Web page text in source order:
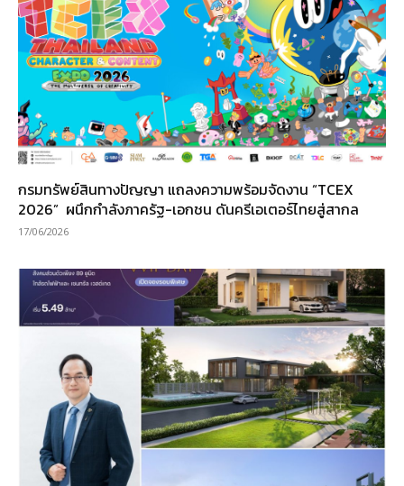
กรมทรัพย์สินทางปัญญา แถลงความพร้อมจัดงาน “TCEX
2026” ผนึกกำลังภาครัฐ-เอกชน ดันครีเอเตอร์ไทยสู่สากล
17/06/2026